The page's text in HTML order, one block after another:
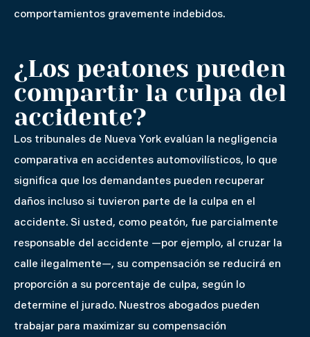
comportamientos gravemente indebidos.
¿Los peatones pueden
compartir la culpa del
accidente?
Los tribunales de Nueva York evalúan la negligencia
comparativa en accidentes automovilísticos, lo que
significa que los demandantes pueden recuperar
daños incluso si tuvieron parte de la culpa en el
accidente. Si usted, como peatón, fue parcialmente
responsable del accidente —por ejemplo, al cruzar la
calle ilegalmente—, su compensación se reducirá en
proporción a su porcentaje de culpa, según lo
determine el jurado. Nuestros abogados pueden
trabajar para maximizar su compensación